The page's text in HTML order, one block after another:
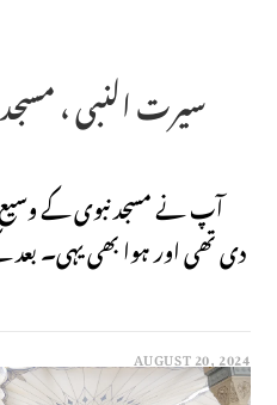
سیرت النبی ،
آپ نے مسجد نبوی کے
دی تھی اور ہوا بھی یہی۔ بعد
AUGUST 20, 2024